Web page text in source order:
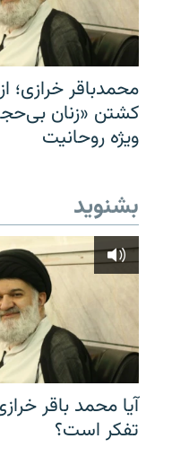
محمدباقر خرازی؛
کشتن «زنان
ویژه روحانیت
بشنوید
آیا محمد باقر
تفکر است؟